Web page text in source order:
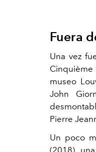
Fuera
Una vez
Cinquième
museo
John
Pierre
Un poco
(2018),